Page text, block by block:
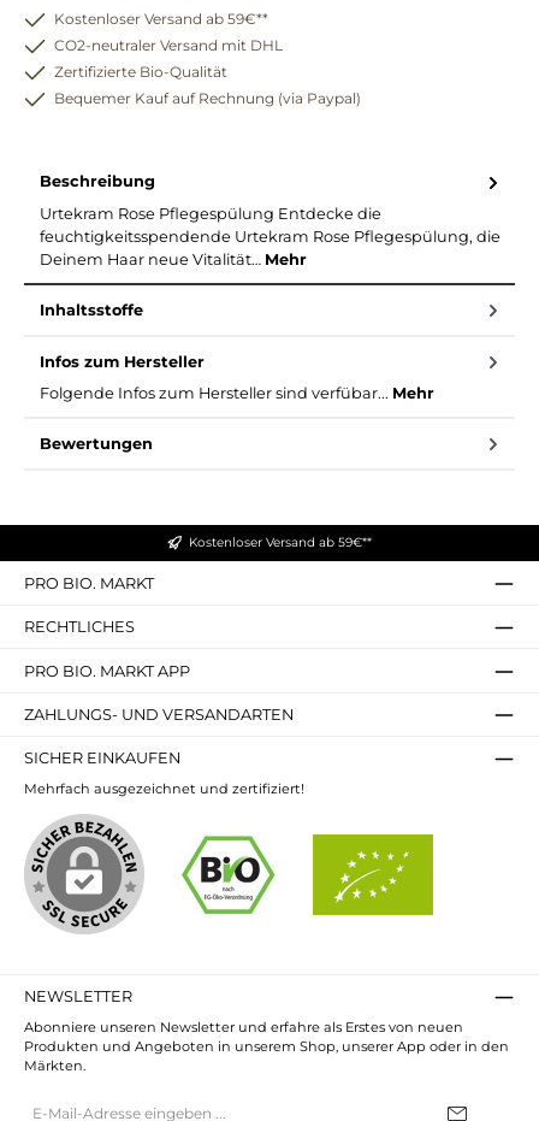
Kostenloser Versand ab 59€**
CO2-neutraler Versand mit DHL
Zertifizierte Bio-Qualität
Bequemer Kauf auf Rechnung (via Paypal)
Beschreibung
Urtekram Rose Pflegespülung Entdecke die
feuchtigkeitsspendende Urtekram Rose Pflegespülung, die
Deinem Haar neue Vitalität… Mehr
Inhaltsstoffe
Infos zum Hersteller
Folgende Infos zum Hersteller sind verfübar... Mehr
Bewertungen
Kostenloser Versand ab 59€**
PRO BIO. MARKT
RECHTLICHES
PRO BIO. MARKT APP
ZAHLUNGS- UND VERSANDARTEN
SICHER EINKAUFEN
Mehrfach ausgezeichnet und zertifiziert!
NEWSLETTER
Abonniere unseren Newsletter und erfahre als Erstes von neuen
Produkten und Angeboten in unserem Shop, unserer App oder in den
Märkten.
Mail-